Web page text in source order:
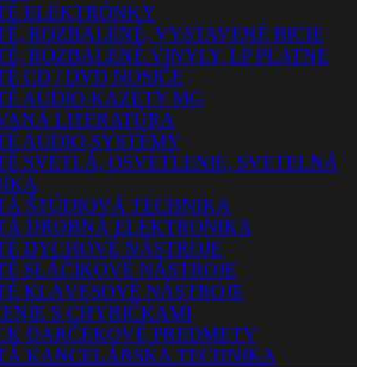
ELEKTRÓNKY
ROZBALENÉ, VYSTAVENÉ BICIE
ROZBALENÉ VINYLY, LP PLATNE
CD / DVD NOSIČE
AUDIO KAZETY MG
LITERATÚRA
AUDIO SYSTÉMY
SVETLÁ, OSVETLENIE, SVETELNÁ
ŠTÚDIOVÁ TECHNIKA
DROBNÁ ELEKTRONIKA
DYCHOVÉ NÁSTROJE
SLÁČIKOVÉ NÁSTROJE
KLÁVESOVÉ NÁSTROJE
S CHYBIČKAMI
DARČEKOVÉ PREDMETY
KANCELÁRSKA TECHNIKA